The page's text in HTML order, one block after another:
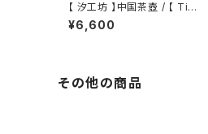
【 汐工坊 】中国茶壺 / 【 Tida
l Atelier 】Chinese teapot
¥6,600
その他の商品